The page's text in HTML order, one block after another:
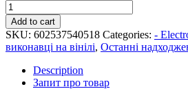
Add to cart
SKU: 602537540518 Categories: -
виконавці на вінілі, Останні
Description
Запит про товар